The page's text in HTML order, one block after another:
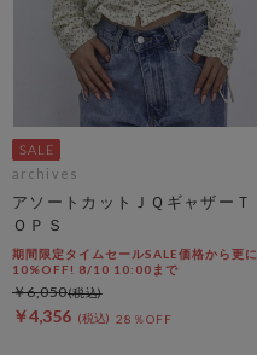
archives
アソートカットＪＱギャザーＴ
ＯＰＳ
期間限定タイムセールSALE価格から更に
10%OFF! 8/10 10:00まで
￥4,356 28％OFF
￥6,050